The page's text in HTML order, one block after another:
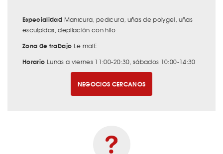
Especialidad Manicura, pedicura, uñas de polygel, uñas
esculpidas, depilación con hilo
Zona de trabajo Le maiE
Horario Lunas a viernes 11:00-20:30, sábados 10:00-14:30
NEGOCIOS CERCANOS